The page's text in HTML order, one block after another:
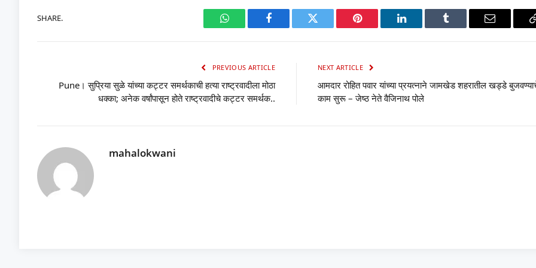
SHARE.
WhatsAppFacebook Twitter Pinterest LinkedIn Tumblr Email
PREVIOUS ARTICLE
Pune। सुप्रिया सुळे यांच्या कट्टर समर्थकाची हत्या राष्ट्रवादीला मोठा
धक्का; अनेक वर्षांपासून होते राष्ट्रवादीचे कट्टर समर्थक..
NEXT ARTICLE
आमदार रोहित पवार यांच्या प्रयत्नाने जामखेड शहरातील खड्डे
काम सुरू – जेष्ठ नेते वैजिनाथ पोले
mahalokwani